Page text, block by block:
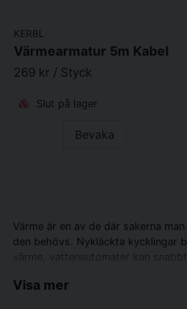
KERBL
Värmearmatur 5m Kabel
269 kr / Styck
Slut på lager
Bevaka
Värme är en av de där sakerna
den behövs. Nykläckta kycklingar
kroppstemperaturen. I den här
Visa mer